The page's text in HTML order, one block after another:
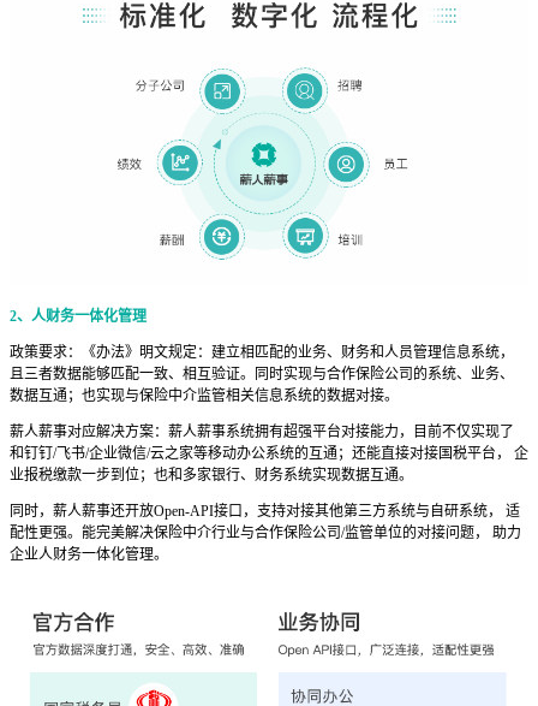
2、人财务一体化管理
政策要求：《办法》明文规定：建立相匹配的业务、财务和人员管理信息系统，
且三者数据能够匹配一致、相互验证。同时实现与合作保险公司的系统、业务、
数据互通；也实现与保险中介监管相关信息系统的数据对接。
薪人薪事对应解决方案：薪人薪事系统拥有超强平台对接能力，目前不仅实现了
和钉钉/飞书/企业微信/云之家等移动办公系统的互通；还能直接对接国税平台， 企
业报税缴款一步到位；也和多家银行、财务系统实现数据互通。
同时，薪人薪事还开放Open-API接口，支持对接其他第三方系统与自研系统， 适
配性更强。能完美解决保险中介行业与合作保险公司/监管单位的对接问题， 助力
企业人财务一体化管理。